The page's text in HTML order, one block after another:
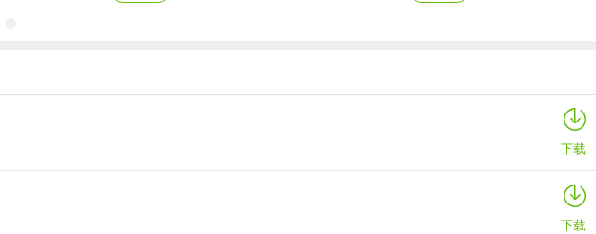
AMD Mobility Radeon HD 2000/HD 3000/HD 4000/HD 5000系列移动显卡催化剂驱动
映泰Hi-Fi H77S 5.x主板BIOS
下载
下载